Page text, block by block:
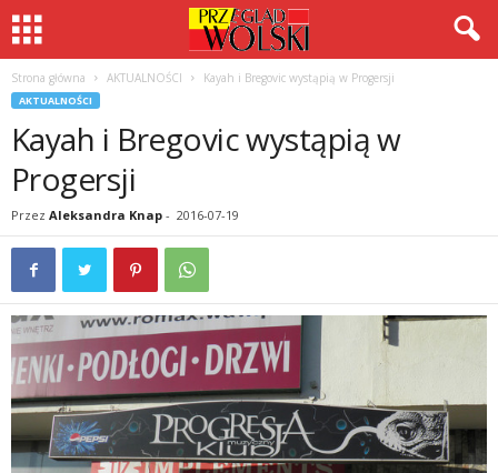
Strona główna AKTUALNOŚCI Kayah i Bregovic wystąpią w Progersji
AKTUALNOŚCI
Kayah i Bregovic wystąpią w
Progersji
Przez Aleksandra Knap - 2016-07-19